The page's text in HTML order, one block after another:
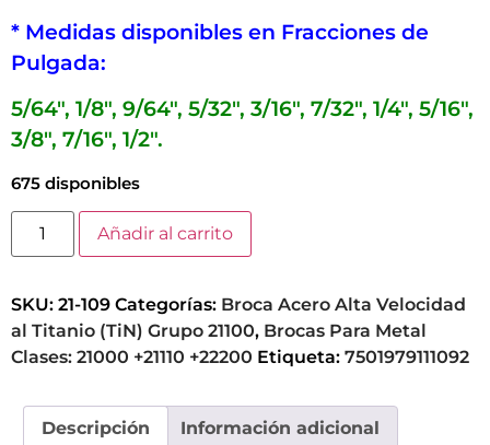
* Medidas disponibles en Fracciones de
Pulgada:
5/64″, 1/8″, 9/64″, 5/32″, 3/16″, 7/32″, 1/4″, 5/16″,
3/8″, 7/16″, 1/2″.
675 disponibles
Añadir al carrito
SKU: 21-109 Categorías: Broca Acero Alta Velocidad
al Titanio (TiN) Grupo 21100, Brocas Para Metal
Clases: 21000 +21110 +22200 Etiqueta: 7501979111092
Descripción Información adicional